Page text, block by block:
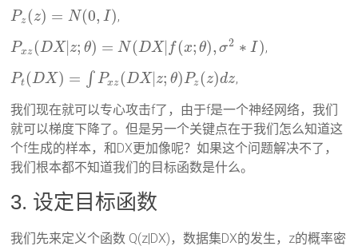
Pz (z) = N(0, I),
Pxz (DX|z; θ) = N (DX| f(x; θ), σ2 ∗ I ),
Pt (DX) = ∫ Pxz (DX|z; θ)Pz (z)dz,
我们现在就可以专心攻击f了，由于f是一个神经网络，我们
就可以梯度下降了。但是另一个关键点在于我们怎么知道这
个f生成的样本，和DX更加像呢？如果这个问题解决不了，
我们根本都不知道我们的目标函数是什么。
3. 设定目标函数
我们先来定义个函数 Q(z|DX)，数据集DX的发生，z的概率密